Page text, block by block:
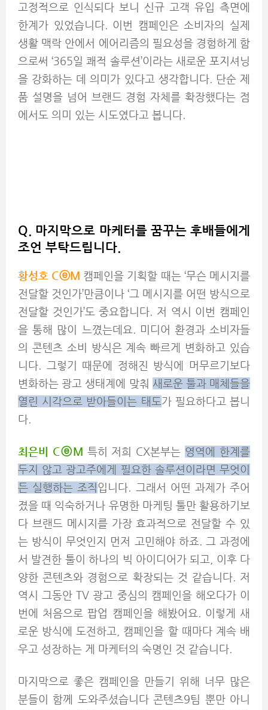
고정적으로 인식되다 보니 신규 고객 유입 측면에
한계가 있었습니다. 이번 캠페인은 소비자의 실제
생활 맥락 안에서 에어리즘의 필요성을 경험하게 함
으로써 ‘365일 쾌적 솔루션’이라는 새로운 포지셔닝
을 강화하는 데 의미가 있다고 생각합니다. 단순 제
품 설명을 넘어 브랜드 경험 자체를 확장했다는 점
에서도 의미 있는 시도였다고 봅니다.
Q. 마지막으로 마케터를 꿈꾸는 후배들에게
조언 부탁드립니다.
황성호 CⓔM 캠페인을 기획할 때는 ‘무슨 메시지를
전달할 것인가’만큼이나 ‘그 메시지를 어떤 방식으로
전달할 것인가’도 중요합니다. 저 역시 이번 캠페인
을 통해 많이 느꼈는데요. 미디어 환경과 소비자들
의 콘텐츠 소비 방식은 계속 빠르게 변화하고 있습
니다. 그렇기 때문에 정해진 방식에 머무르기보다
변화하는 광고 생태계에 맞춰 새로운 툴과 매체들을
열린 시각으로 받아들이는 태도 가 필요하다고 봅니
다.
최은비 CⓔM 특히 저희 CX본부는 영역에 한계를
두지 않고 광고주에게 필요한 솔루션이라면 무엇이
든 실행하는 조직입니다. 그래서 어떤 과제가 주어
졌을 때 익숙하거나 유명한 마케팅 툴만 활용하기보
다 브랜드 메시지를 가장 효과적으로 전달할 수 있
는 방식이 무엇인지 먼저 고민해야 하죠. 그 과정에
서 발견한 툴이 하나의 빅 아이디어가 되고, 이후 다
양한 콘텐츠와 경험으로 확장되는 것 같습니다. 저
역시 그동안 TV 광고 중심의 캠페인을 해오다가 이
번에 처음으로 팝업 캠페인을 해봤어요. 이렇게 새
로운 방식에 도전하고, 캠페인을 할 때마다 계속 배
우고 성장하는 게 마케터의 숙명인 것 같습니다.
마지막으로 좋은 캠페인을 만들기 위해 너무 많은
분들이 함께 도와주셨습니다 콘텐츠9팀 뿐만 아니